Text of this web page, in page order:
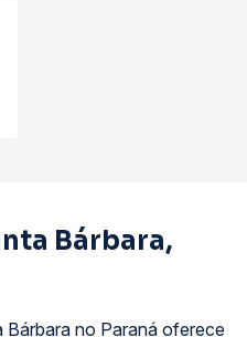
Bárbara,
no Paraná oferece